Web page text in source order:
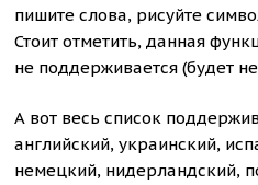
пишите слова, рисуйте
Стоит отметить, данная
не поддерживается (будет
А вот весь список
английский, украинский,
немецкий, нидерландский,